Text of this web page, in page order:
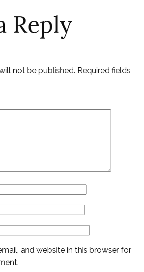
Reply
not be published. Required fields
and website in this browser for